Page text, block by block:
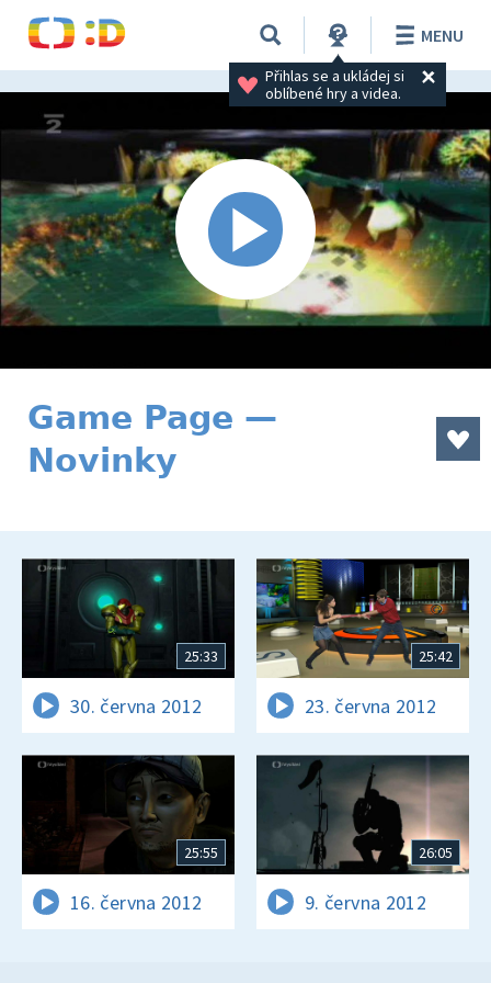
Přihlas se a ukládej si
oblíbené hry a videa.
MENU
Game Page —
Novinky
25:33
30. června 2012
25:42
23. června 2012
25:55
16. června 2012
26:05
9. června 2012